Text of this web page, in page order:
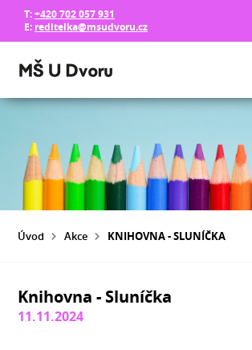
T:+420 702 057 931
E: reditelka@msudvoru.cz
Úvod Akce KNIHOVNA - SLUNÍČKA
Knihovna - Sluníčka
11.11.2024